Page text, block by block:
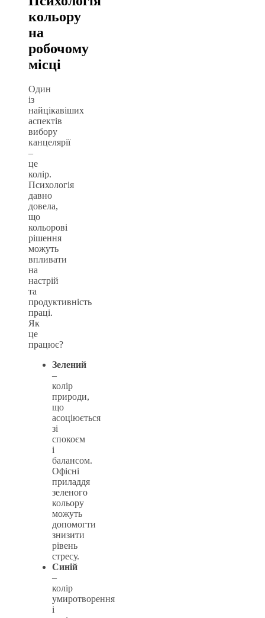
кольору
на
робочому
місці
Один
із
найцікавіших
аспектів
вибору
канцелярії
–
це
колір.
Психологія
давно
довела,
що
кольорові
рішення
можуть
впливати
на
настрій
та
продуктивність
праці.
Як
це
працює?
Зелений
–
колір
природи,
що
асоціюється
зі
спокоєм
і
балансом.
Офісні
приладдя
зеленого
кольору
можуть
допомогти
знизити
рівень
стресу.
Синій
–
колір
умиротворення
і